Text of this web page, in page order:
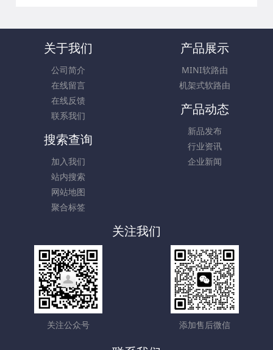
关于我们
公司简介
在线留言
在线反馈
联系我们
产品展示
MINI软路由
机架式软路由
产品动态
新品发布
行业资讯
企业新闻
搜索查询
加入我们
站内搜索
网站地图
聚合标签
关注我们
关注公众号 添加售后微信